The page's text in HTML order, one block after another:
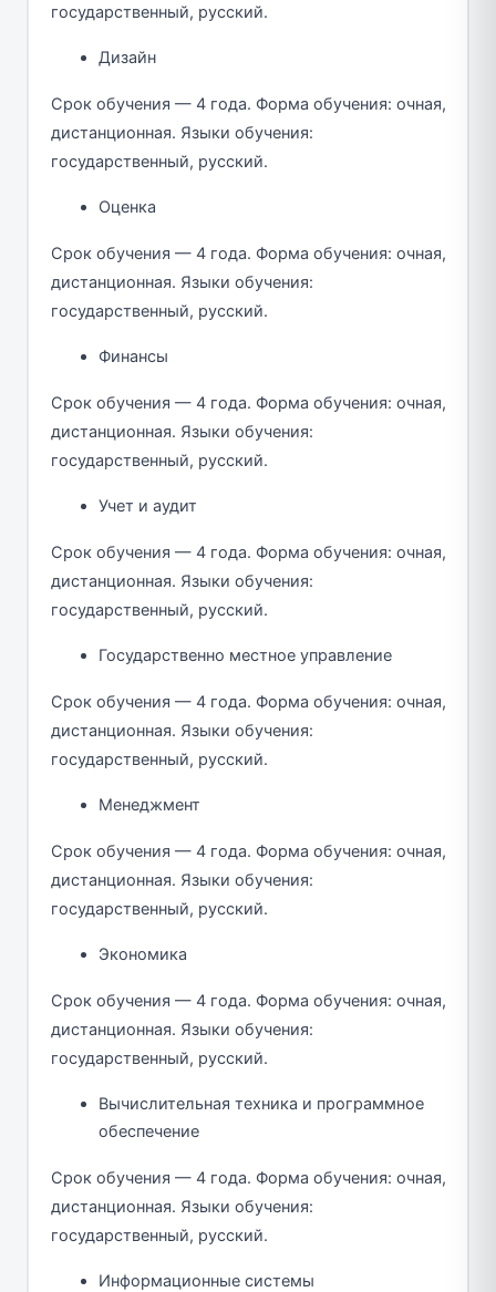
государственный, русский.
Дизайн
Срок обучения — 4 года. Форма обучения: очная,
дистанционная. Языки обучения:
государственный, русский.
Оценка
Срок обучения — 4 года. Форма обучения: очная,
дистанционная. Языки обучения:
государственный, русский.
Финансы
Срок обучения — 4 года. Форма обучения: очная,
дистанционная. Языки обучения:
государственный, русский.
Учет и аудит
Срок обучения — 4 года. Форма обучения: очная,
дистанционная. Языки обучения:
государственный, русский.
Государственно местное управление
Срок обучения — 4 года. Форма обучения: очная,
дистанционная. Языки обучения:
государственный, русский.
Менеджмент
Срок обучения — 4 года. Форма обучения: очная,
дистанционная. Языки обучения:
государственный, русский.
Экономика
Срок обучения — 4 года. Форма обучения: очная,
дистанционная. Языки обучения:
государственный, русский.
Вычислительная техника и программное
обеспечение
Срок обучения — 4 года. Форма обучения: очная,
дистанционная. Языки обучения:
государственный, русский.
Информационные системы